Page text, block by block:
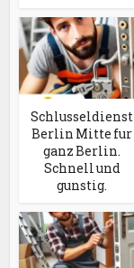
Schlusseldienst
Berlin Mitte fur
ganz Berlin.
Schnell und
gunstig.